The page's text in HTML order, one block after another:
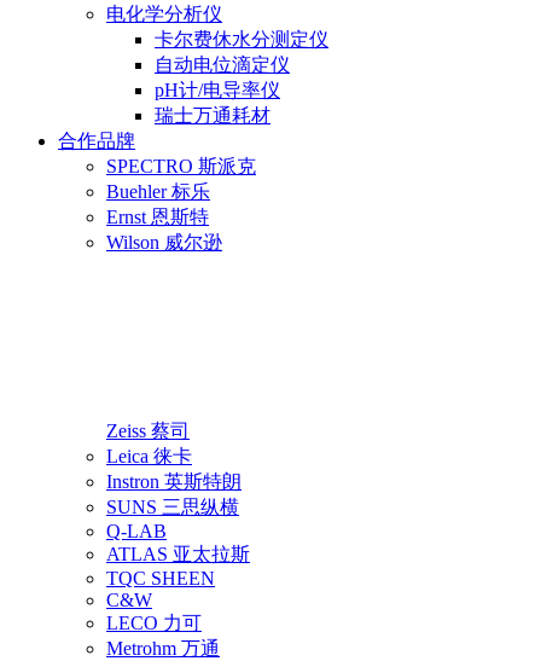
电化学分析仪
卡尔费休水分测定仪
自动电位滴定仪
pH计/电导率仪
瑞士万通耗材
合作品牌
SPECTRO 斯派克
Buehler 标乐
Ernst 恩斯特
Wilson 威尔逊
Zeiss 蔡司
Leica 徕卡
Instron 英斯特朗
SUNS 三思纵横
Q-LAB
ATLAS 亚太拉斯
TQC SHEEN
C&W
LECO 力可
Metrohm 万通